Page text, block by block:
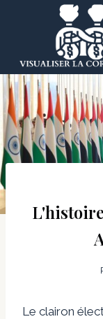
Le clairon